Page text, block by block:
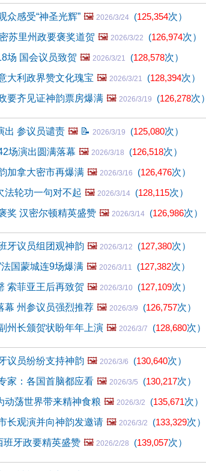
众感受“神圣光辉” 🖼️ 2026/3/24 (125,354次）
苏里州政要褒奖道贺 🖼️ 2026/3/22 (126,974次）
场 国会议员致贺 🖼️ 2026/3/21 (128,578次）
大利政界赞文化瑰宝 🖼️ 2026/3/21 (128,394次）
要齐见证神韵票房爆满 🖼️ 2026/3/19 (126,278次）
出 参议员谴责 🖼️ 📝 2026/3/19 (125,080次）
场演出圆满落幕 🖼️ 2026/3/18 (126,518次）
加拿大密市再爆满 🖼️ 2026/3/16 (126,476次）
法轮功一句对不起 🖼️ 2026/3/14 (128,115次）
奖 汉密尔顿精英盛赞 🖼️ 2026/3/14 (126,986次）
牙议员组团观神韵 🖼️ 2026/3/12 (127,380次）
国蒙城连9场爆满 🖼️ 2026/3/11 (127,382次）
索菲亚王后再致贺 🖼️ 2026/3/10 (127,109次）
幕 州参议员强烈推荐 🖼️ 2026/3/9 (126,757次）
州长颁贺状盼年年上演 🖼️ 2026/3/7 (128,680次）
议员纷纷支持神韵 🖼️ 2026/3/6 (130,640次）
家：各国首脑都应看 🖼️ 2026/3/5 (130,217次）
动荡世界带来精神食粮 🖼️ 2026/3/2 (135,671次）
长观演并向神韵发邀请 🖼️ 2026/3/2 (133,329次）
班牙政要精英盛赞 🖼️ 2026/2/28 (139,057次）